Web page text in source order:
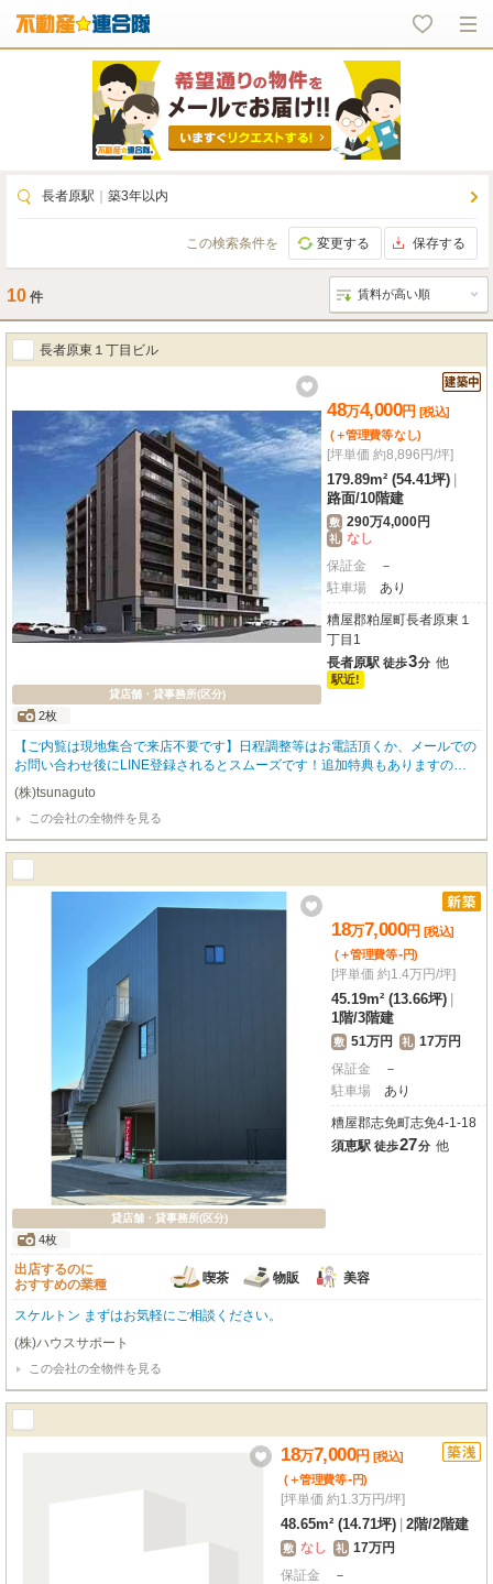
長者原駅 築3年以内
この検索条件を 変更する 保存する
10 件
長者原東１丁目ビル
貸店舗・貸事務所(区分)
2枚
48万4,000円 [税込]
(＋管理費等なし)
[坪単価 約8,896円/坪]
179.89m² (54.41坪)
路面/10階建
敷 290万4,000円
礼 なし
保証金
－
駐車場
あり
糟屋郡粕屋町長者原東１
丁目1
長者原駅 徒歩3分 他
駅近!
【ご内覧は現地集合で来店不要です】日程調整等はお電話頂くか、メールでの
お問い合わせ後にLINE登録されるとスムーズです！追加特典もありますので
詳細はお気軽にお問い合わせ下さい♪
(株)tsunaguto
この会社の全物件を見る
貸店舗・貸事務所(区分)
4枚
18万7,000円 [税込]
(＋管理費等-円)
[坪単価 約1.4万円/坪]
45.19m² (13.66坪)
1階/3階建
敷 51万円 礼 17万円
保証金
－
駐車場
あり
糟屋郡志免町志免4-1-18
須恵駅 徒歩27分 他
出店するのに
おすすめの業種
喫茶 物販 美容
スケルトン まずはお気軽にご相談ください。
(株)ハウスサポート
この会社の全物件を見る
18万7,000円 [税込]
(＋管理費等-円)
[坪単価 約1.3万円/坪]
48.65m² (14.71坪) 2階/2階建
敷 なし 礼 17万円
保証金
－